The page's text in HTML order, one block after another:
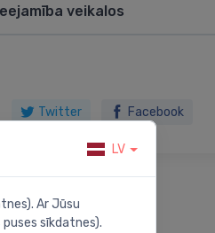
veikalos
Twitter Facebook
LV
Ar Jūsu
sīkdatnes).